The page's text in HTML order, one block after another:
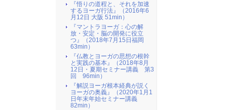
『悟りの道程と、それを加速
するヨーガ行法』（2016年6
月12日 大阪 51min）
『マントラヨーガ：心の解
放・安定・脳の開発に役立
つ』（2018年7月15日福岡
63min）
『仏教とヨーガの思想の根幹
と実践の基本』（2018年8月
12日・夏期セミナー講義 第3
回 96min）
『解説ヨーガ根本経典が説く
ヨーガの奥義』（2020年1月1
日年末年始セミナー講義
82min）